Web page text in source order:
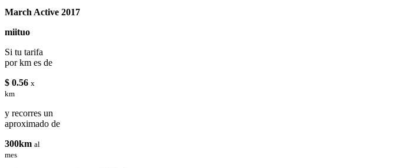
March Active 2017
miituo
Si tu tarifa
por km es de
$ 0.56 x
km
y recorres un
aproximado de
300km al
mes